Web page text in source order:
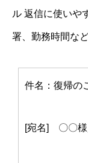
ル 返信に使いや
署、勤務時間な
件名：復帰の
[宛名] 〇〇様